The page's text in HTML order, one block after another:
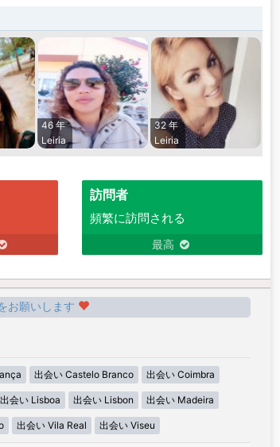
46 年
Leiria
32 年
Leiria
訪問者
頻繁に訪問される
最高
お願いします
出会い Castelo Branco 出会い Coimbra
出会い Lisboa 出会い Lisbon 出会い Madeira
出会い Vila Real 出会い Viseu